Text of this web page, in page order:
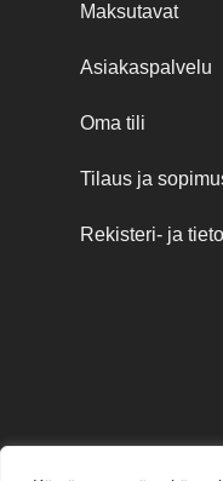
Maksutavat
Asiakaspalvelu
Oma tili
Tilaus ja
Rekisteri- ja